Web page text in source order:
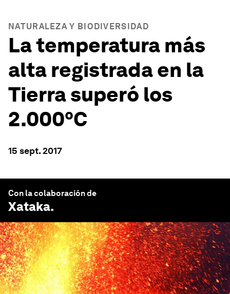
NATURALEZA Y BIODIVERSIDAD
La temperatura más
alta registrada en la
Tierra superó los
2.000ºC
15 sept. 2017
Con la colaboración de
Xataka.